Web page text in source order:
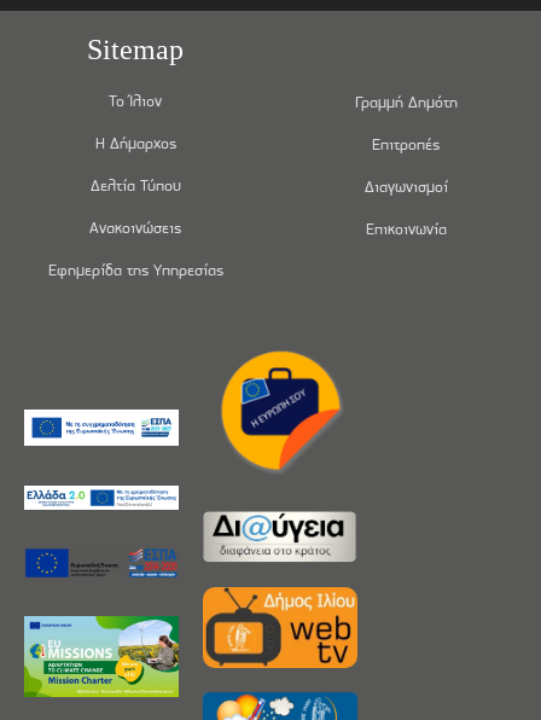
Sitemap
Το Ίλιον
Η Δήμαρχος
Δελτία Τύπου
Ανακοινώσεις
Εφημερίδα της Υπηρεσίας
Γραμμή Δημότη
Επιτροπές
Διαγωνισμοί
Επικοινωνία